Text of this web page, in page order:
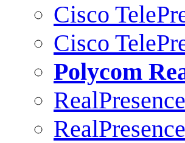
Cisco
Cisco
Polycom